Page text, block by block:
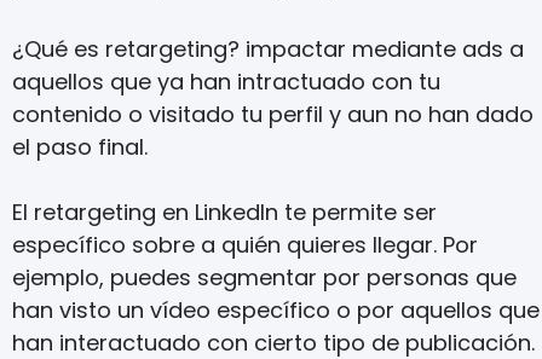
¿Qué es retargeting? impactar mediante ads a
aquellos que ya han intractuado con tu
contenido o visitado tu perfil y aun no han dado
el paso final.
El retargeting en LinkedIn te permite ser
específico sobre a quién quieres llegar. Por
ejemplo, puedes segmentar por personas que
han visto un vídeo específico o por aquellos que
han interactuado con cierto tipo de publicación.